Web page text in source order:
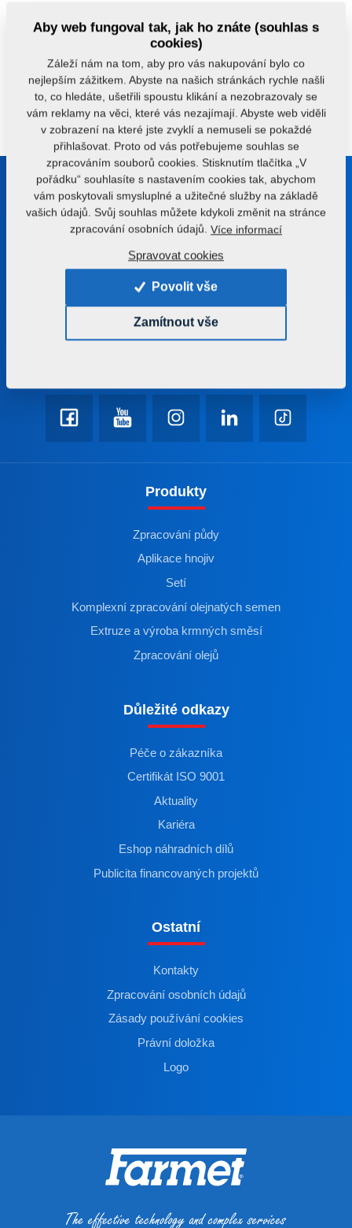
farmářů a vývoj daného trhu jsou významným podnětem
Máte nějaké dotazy? Kontaktujte nás.
Buďte s námi v kontaktu
Poradíme vám s výběrem správného stroje nebo
technologie
+420 491 450 111
Jiřinková 276
Produkty
Zpracování půdy
Aplikace hnojiv
Setí
Komplexní zpracování olejnatých semen
Extruze a výroba krmných směsí
Zpracování olejů
Důležité odkazy
Péče o zákazníka
Certifikát ISO 9001
Aktuality
Kariéra
Eshop náhradních dílů
Publicita financovaných projektů
Ostatní
Kontakty
Zpracování osobních údajů
Zásady používání cookies
Právní doložka
Logo
Aby web fungoval tak, jak ho znáte (souhlas s
cookies)
Záleží nám na tom, aby pro vás nakupování bylo co
nejlepším zážitkem. Abyste na našich stránkách rychle našli
to, co hledáte, ušetřili spoustu klikání a nezobrazovaly se
vám reklamy na věci, které vás nezajímají. Abyste web viděli
v zobrazení na které jste zvyklí a nemuseli se pokaždé
přihlašovat. Proto od vás potřebujeme souhlas se
zpracováním souborů cookies. Stisknutím tlačítka „V
pořádku“ souhlasíte s nastavením cookies tak, abychom
vám poskytovali smysluplné a užitečné služby na základě
vašich údajů. Svůj souhlas můžete kdykoli změnit na stránce
zpracování osobních údajů. Více informací
Spravovat cookies
Povolit vše
Zamítnout vše